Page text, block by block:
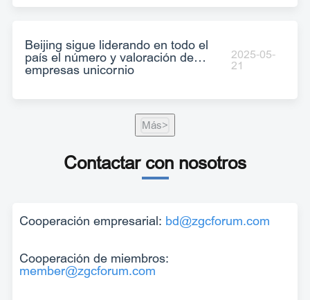
Beijing sigue liderando en todo el
país el número y valoración de
empresas unicornio
2025-05-
21
Más>
Contactar con nosotros
Cooperación empresarial: bd@zgcforum.com
Cooperación de miembros:
member@zgcforum.com